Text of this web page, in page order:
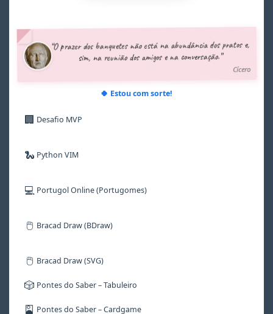
6
7
6
7
6
7
6
7
6
7
6
7
“O prazer dos banquetes não está na abundância dos pratos e,
sim, na reunião dos amigos e na conversação.”
Cícero
🍀 Estou com sorte!
🏢 Desafio MVP
🐍 Python VIM
💻 Portugol Online (Portugomes)
🖱️ Bracad Draw (BDraw)
🖱️ Bracad Draw (SVG)
🎲 Pontes do Saber – Tabuleiro
🎴 Pontes do Saber – Cardgame